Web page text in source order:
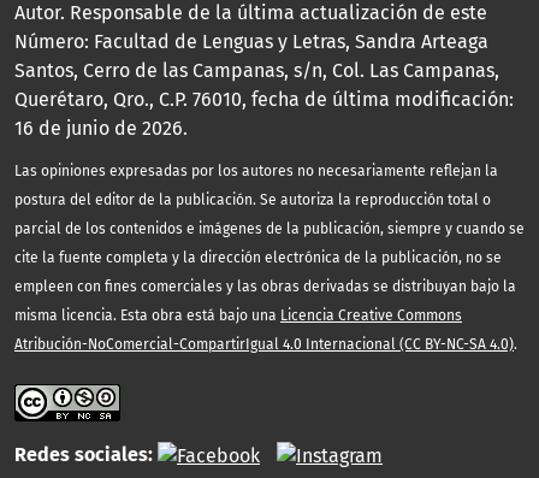
Autor. Responsable de la última actualización de este
Número: Facultad de Lenguas y Letras, Sandra Arteaga
Santos, Cerro de las Campanas, s/n, Col. Las Campanas,
Querétaro, Qro., C.P. 76010, fecha de última modificación:
16 de junio de 2026.
Las opiniones expresadas por los autores no necesariamente reflejan la
postura del editor de la publicación. Se autoriza la reproducción total o
parcial de los contenidos e imágenes de la publicación, siempre y cuando se
cite la fuente completa y la dirección electrónica de la publicación, no se
empleen con fines comerciales y las obras derivadas se distribuyan bajo la
misma licencia. Esta obra está bajo una Licencia Creative Commons
Atribución-NoComercial-CompartirIgual 4.0 Internacional (CC BY-NC-SA 4.0).
Redes sociales: